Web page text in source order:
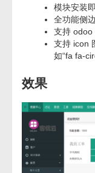
模块安装
全功能侧
支持 odoo
支持 icon
如“fa fa-
效果